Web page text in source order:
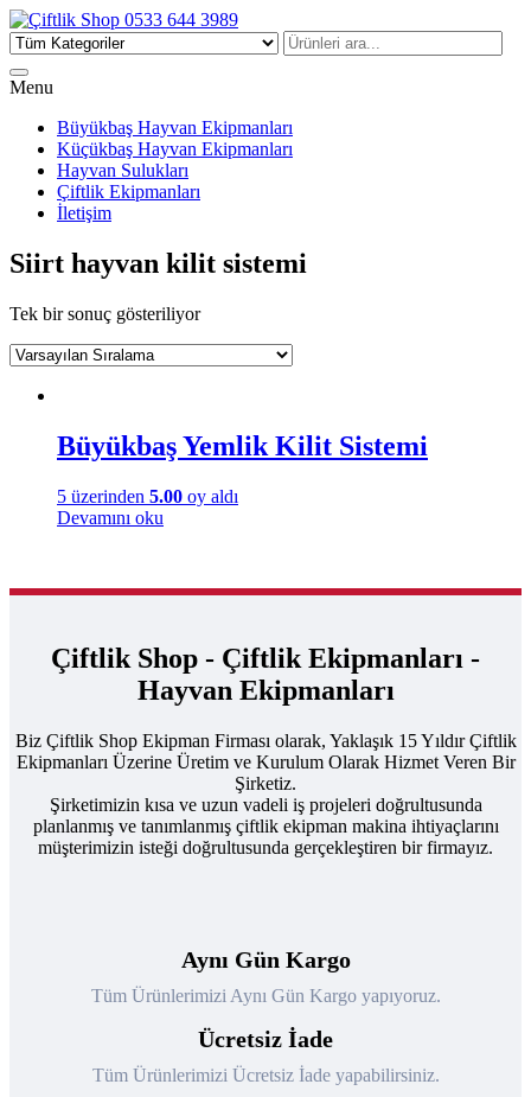
Çiftlik Shop 0533 644 3989
Menu
Büyükbaş Hayvan Ekipmanları
Küçükbaş Hayvan Ekipmanları
Hayvan Sulukları
Çiftlik Ekipmanları
İletişim
Siirt hayvan kilit sistemi
Tek bir sonuç gösteriliyor
Büyükbaş Yemlik Kilit Sistemi
5 üzerinden 5.00 oy aldı
Devamını oku
Çiftlik Shop - Çiftlik Ekipmanları -
Hayvan Ekipmanları
Biz Çiftlik Shop Ekipman Firması olarak, Yaklaşık 15 Yıldır Çiftlik
Ekipmanları Üzerine Üretim ve Kurulum Olarak Hizmet Veren Bir
Şirketiz.
Şirketimizin kısa ve uzun vadeli iş projeleri doğrultusunda
planlanmış ve tanımlanmış çiftlik ekipman makina ihtiyaçlarını
müşterimizin isteği doğrultusunda gerçekleştiren bir firmayız.
Aynı Gün Kargo
Tüm Ürünlerimizi Aynı Gün Kargo yapıyoruz.
Ücretsiz İade
Tüm Ürünlerimizi Ücretsiz İade yapabilirsiniz.